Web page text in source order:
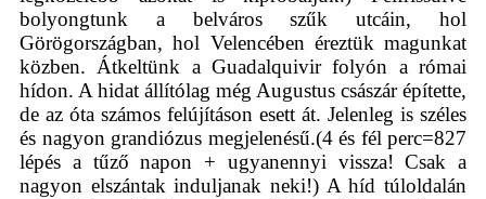
bolyongtunk a belváros szűk utcáin, hol
Görögországban, hol Velencében éreztük magunkat
közben. Átkeltünk a Guadalquivir folyón a római
hídon. A hidat állítólag még Augustus császár építette,
de az óta számos felújításon esett át. Jelenleg is széles
és nagyon grandiózus megjelenésű.(4 és fél perc=827
lépés a tűző napon + ugyanennyi vissza! Csak a
nagyon elszántak induljanak neki!) A híd túloldalán